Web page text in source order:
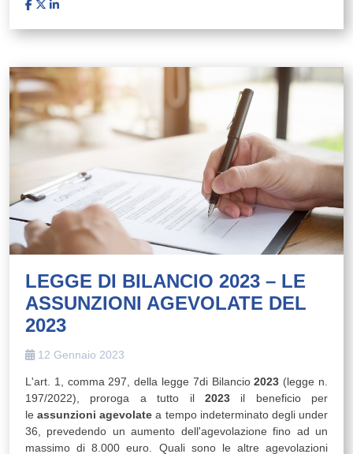
LEGGE DI BILANCIO 2023 – LE
ASSUNZIONI AGEVOLATE DEL
2023
12 Gennaio 2023
L'art. 1, comma 297, della legge 7di Bilancio2023 (legge n.
197/2022), proroga a tutto il 2023il beneficio per
leassunzioni agevolate a tempo indeterminato degli under
36, prevedendo un aumento dell'agevolazione fino ad un
massimo di 8.000 euro. Quali sono le altre agevolazioni